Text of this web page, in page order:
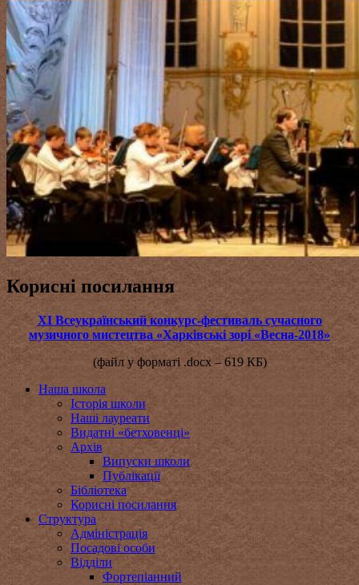
Корисні посилання
ХІ Всеукраїнський конкурс-фестиваль сучасного
музичного мистецтва «Харківські зорі «Весна-2018»
(файл у форматі .docx – 619 КБ)
Наша школа
Історія школи
Наші лауреати
Видатні «бетховенці»
Архів
Випуски школи
Публікації
Бібліотека
Корисні посилання
Структура
Адміністрація
Посадові особи
Відділи
Фортепіанний